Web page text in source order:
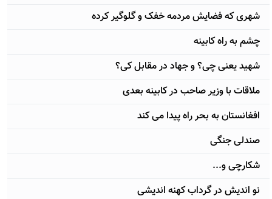
شهری که فضایش مردمه خفک و گلوگیر کرده
چشم به راه کابینه
شهید یعنی چی؟ و جهاد در مقابل کی؟
ملاقات با وزیر صاحب در کابینه بعدی
افغانستان به بحر راه پیدا می کند
صندلی جنگی
شکارچی و...
نو اندیش در گرداب کهنه اندیشی